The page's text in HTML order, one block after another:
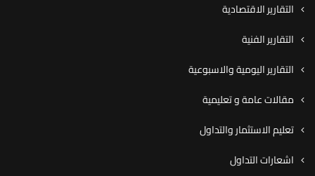
التقارير الاقتصادية
التقارير الفنية
التقارير اليومية والاسبوعية
مقالات عامة و تعليمية
تعليم الاستثمار والتداول
اشعارات التداول